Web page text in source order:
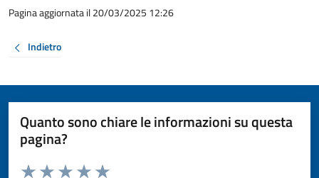
Pagina aggiornata il 20/03/2025 12:26
Indietro
Quanto sono chiare le informazioni su questa
pagina?
Valuta da 1 a 5 stelle la pagina